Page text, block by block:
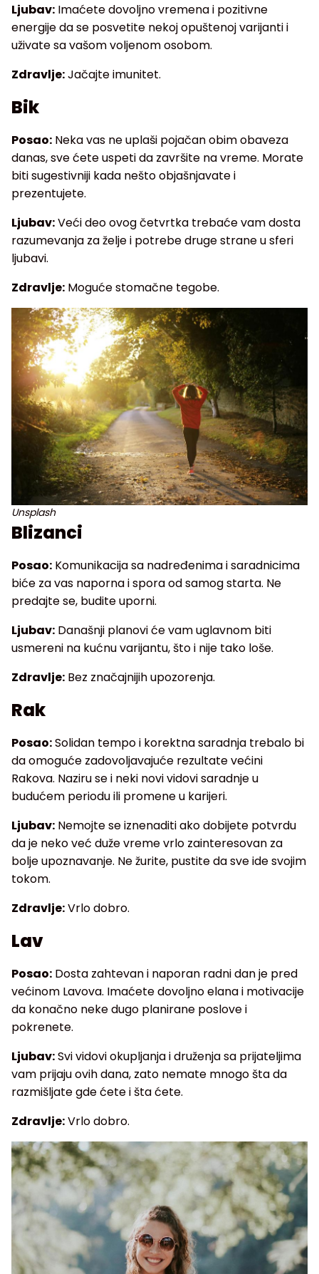
Ljubav: Imaćete dovoljno vremena i pozitivne
energije da se posvetite nekoj opuštenoj varijanti i
uživate sa vašom voljenom osobom.
Zdravlje:Jačajte imunitet.
Bik
Posao: Neka vas ne uplaši pojačan obim obaveza
danas, sve ćete uspeti da završite na vreme. Morate
biti sugestivniji kada nešto objašnjavate i
prezentujete.
Ljubav:Veći deo ovog četvrtka trebaće vam dosta
razumevanja za želje i potrebe druge strane u sferi
ljubavi.
Zdravlje: Moguće stomačne tegobe.
Unsplash
Blizanci
Posao: Komunikacija sa nadređenima i saradnicima
biće za vas naporna i spora od samog starta. Ne
predajte se, budite uporni.
Ljubav: Današnji planovi će vam uglavnom biti
usmereni na kućnu varijantu, što i nije tako loše.
Zdravlje: Bez značajnijih upozorenja.
Rak
Posao:Solidan tempo i korektna saradnja trebalo bi
da omoguće zadovoljavajuće rezultate većini
Rakova. Naziru se i neki novi vidovi saradnje u
budućem periodu ili promene u karijeri.
Ljubav: Nemojte se iznenaditi ako dobijete potvrdu
da je neko već duže vreme vrlo zainteresovan za
bolje upoznavanje. Ne žurite, pustite da sve ide svojim
tokom.
Zdravlje:Vrlo dobro.
Lav
Posao: Dosta zahtevan i naporan radni dan je pred
većinom Lavova. Imaćete dovoljno elana i motivacije
da konačno neke dugo planirane poslove i
pokrenete.
Ljubav:Svi vidovi okupljanja i druženja sa prijateljima
vam prijaju ovih dana, zato nemate mnogo šta da
razmišljate gde ćete i šta ćete.
Zdravlje:Vrlo dobro.